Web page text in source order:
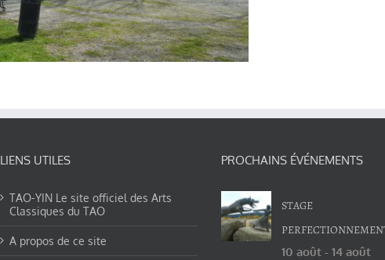
LIENS UTILES
TAO-YIN Le site officiel des Arts
Classiques du TAO
A propos de ce site
PROCHAINS ÉVÉNEMENTS
STAGE
10 août - 14 août